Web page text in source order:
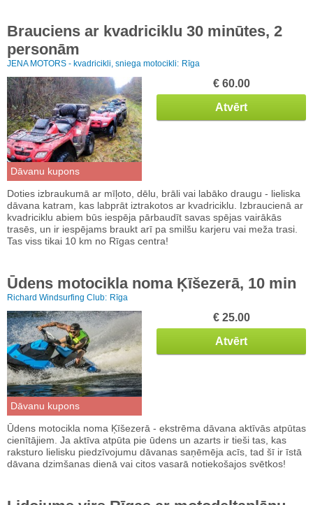
Brauciens ar kvadriciklu 30 minūtes, 2
personām
JENA MOTORS - kvadricikli, sniega motocikli: Rīga
Dāvanu kupons
€ 60.00
Atvērt
Doties izbraukumā ar mīļoto, dēlu, brāli vai labāko draugu - lieliska
dāvana katram, kas labprāt iztrakotos ar kvadriciklu. Izbraucienā ar
kvadriciklu abiem būs iespēja pārbaudīt savas spējas vairākās
trasēs, un ir iespējams braukt arī pa smilšu karjeru vai meža trasi.
Tas viss tikai 10 km no Rīgas centra!
Ūdens motocikla noma Ķīšezerā, 10 min
Richard Windsurfing Club: Rīga
Dāvanu kupons
€ 25.00
Atvērt
Ūdens motocikla noma Ķīšezerā - ekstrēma dāvana aktīvās atpūtas
cienītājiem. Ja aktīva atpūta pie ūdens un azarts ir tieši tas, kas
raksturo lielisku piedzīvojumu dāvanas saņēmēja acīs, tad šī ir īstā
dāvana dzimšanas dienā vai citos vasarā notiekošajos svētkos!